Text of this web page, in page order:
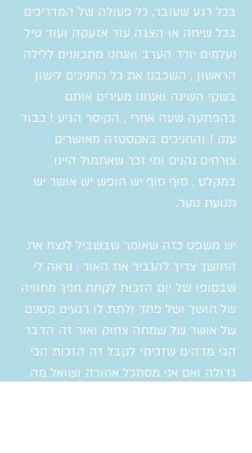
בכל רגע שעובר, כל פעולה של המדריכים
בכל שיחה או הצגה עוד אזעקה ועוד טיל
נעלמים יורד הערב ואנחנו מתכוננים ללילה
הראשון , השכבנו את כל החניכים לישון
בשקי השינה ואנחנו מעירים אותם
בהפתעה שעה אחרי , הקיסר הגיע ! כבוד
ענק ! והחניכים באקסטזה מאושרים
צורחים נהנים ומי זכר שאתמול היינו
במקלט , סוף סוף יש חופש יש אושר יש
תנועת נוער.
יש משפט כזה שאומר שבשביל לנצח את
החושך צריך להגביר את האור . נראה לי
שבסופו של יום הזכות לקחת חניך מחוויה
של חושך ושל פחד ולתת לו רגעים קטנים
של אושר של שמחה צחוק ואור זה הדבר
הכי מדהים שזכיתי לקבל זה הזכות הכי
גדולה ואם אני מסתכל אחורה ושואל מה